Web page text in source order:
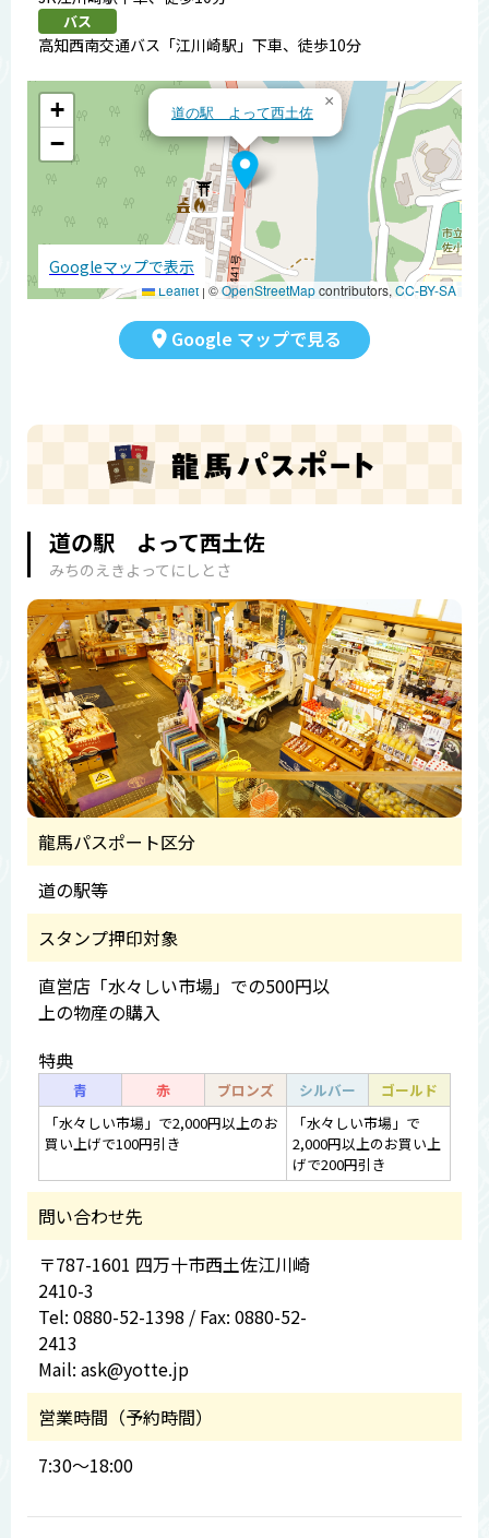
バス
高知西南交通バス「江川崎駅」下車、徒歩10分
道の駅 よって西土佐
×
+
−
Leaflet | ©OpenStreetMapcontributors, CC-BY-SA
Googleマップで表示
Google マップで見る
道の駅 よって西土佐
みちのえきよってにしとさ
龍馬パスポート区分
道の駅等
スタンプ押印対象
直営店「水々しい市場」での500円以
上の物産の購入
特典
青 赤 ブロンズ シルバー
ゴールド
「水々しい市場」で2,000円以上のお
買い上げで100円引き
「水々しい市場」で
2,000円以上のお買い上
げで200円引き
問い合わせ先
〒787-1601 四万十市西土佐江川崎
2410-3
Tel: 0880-52-1398 / Fax: 0880-52-
2413
Mail: ask@yotte.jp
営業時間（予約時間）
7:30～18:00